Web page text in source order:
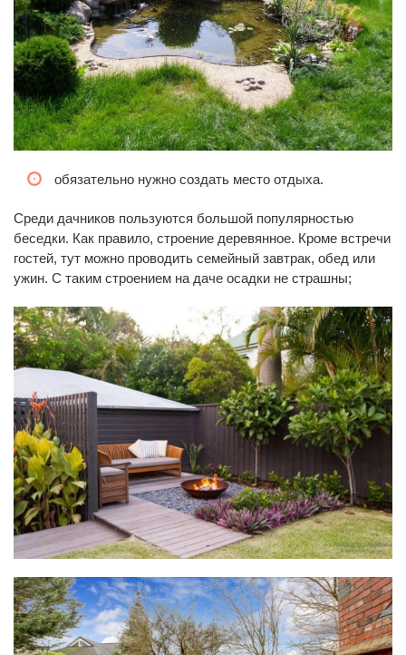
обязательно нужно создать место отдыха.
Среди дачников пользуются большой популярностью
беседки. Как правило, строение деревянное. Кроме встречи
гостей, тут можно проводить семейный завтрак, обед или
ужин. С таким строением на даче осадки не страшны;